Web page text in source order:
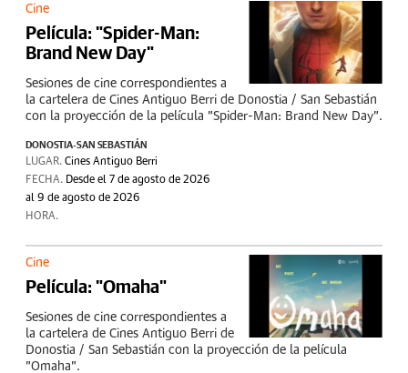
Cine
Película: "Spider-Man:
Brand New Day"
Sesiones de cine correspondientes a
la cartelera de Cines Antiguo Berri de Donostia / San Sebastián
con la proyección de la película "Spider-Man: Brand New Day".
DONOSTIA-SAN SEBASTIÁN
LUGAR. Cines Antiguo Berri
FECHA. Desde el 7 de agosto de 2026
al 9 de agosto de 2026
HORA.
Cine
Película: "Omaha"
Sesiones de cine correspondientes a
la cartelera de Cines Antiguo Berri de
Donostia / San Sebastián con la proyección de la película
"Omaha".